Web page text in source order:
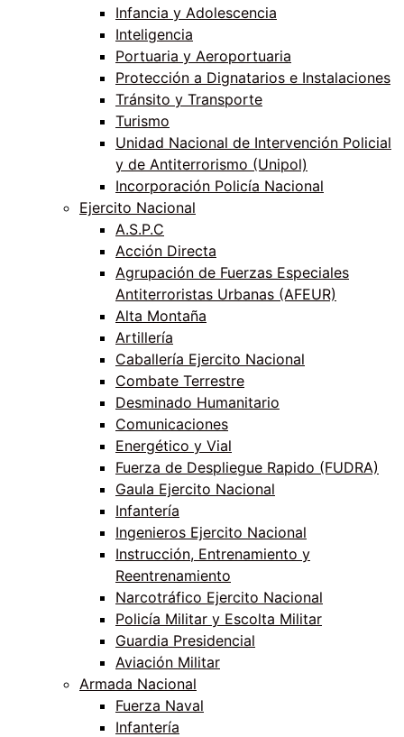
Infancia y Adolescencia
Inteligencia
Portuaria y Aeroportuaria
Protección a Dignatarios e Instalaciones
Tránsito y Transporte
Turismo
Unidad Nacional de Intervención Policial
y de Antiterrorismo (Unipol)
Incorporación Policía Nacional
Ejercito Nacional
A.S.P.C
Acción Directa
Agrupación de Fuerzas Especiales
Antiterroristas Urbanas (AFEUR)
Alta Montaña
Artillería
Caballería Ejercito Nacional
Combate Terrestre
Desminado Humanitario
Comunicaciones
Energético y Vial
Fuerza de Despliegue Rapido (FUDRA)
Gaula Ejercito Nacional
Infantería
Ingenieros Ejercito Nacional
Instrucción, Entrenamiento y
Reentrenamiento
Narcotráfico Ejercito Nacional
Policía Militar y Escolta Militar
Guardia Presidencial
Aviación Militar
Armada Nacional
Fuerza Naval
Infantería